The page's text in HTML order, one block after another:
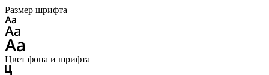
Размер шрифта
Цвет фона и шрифта